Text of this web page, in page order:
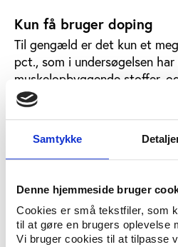
Samtykke
Denne hjemmeside bruger
Cookies er små tekstfiler, som
til at gøre en brugers oplevelse
Vi bruger cookies til at tilpasse
Kun få bruger doping
Til gengæld er det kun et
pct., som i undersøgelsen
muskelopbyggende stoffer,
andre tegn på usund
anabole steroider relativt
Således har 4 pct. prøvet at
har skåret i sig selv (også
undersøgelsen på, at brugen
ofte er koblet sammen med
adfærdsmønstre. Det gælder